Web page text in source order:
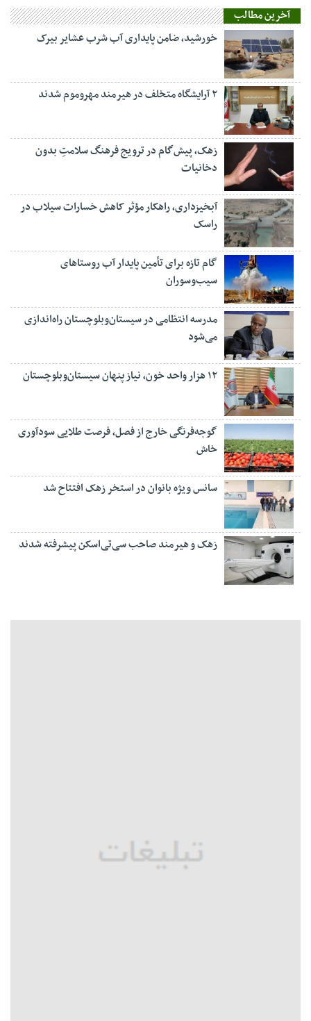
آخرین مطالب
خورشید، ضامن پایداری آب شرب عشایر بیرک
۲ آرایشگاه متخلف در هیرمند مهروموم شدند
زهک، پیش‌گام در ترویج فرهنگ سلامتِ بدون
دخانیات
آبخیزداری، راهکار مؤثر کاهش خسارات سیلاب در
راسک
گام تازه برای تأمین پایدار آب روستاهای
سیب‌وسوران
مدرسه انتظامی در سیستان‌وبلوچستان راه‌اندازی
می‌شود
۱۲ هزار واحد خون، نیاز پنهان سیستان‌وبلوچستان
گوجه‌فرنگی خارج از فصل، فرصت طلایی سودآوری
خاش
سانس ویژه بانوان در استخر زهک افتتاح شد
زهک و هیرمند صاحب سی‌تی‌اسکن پیشرفته شدند